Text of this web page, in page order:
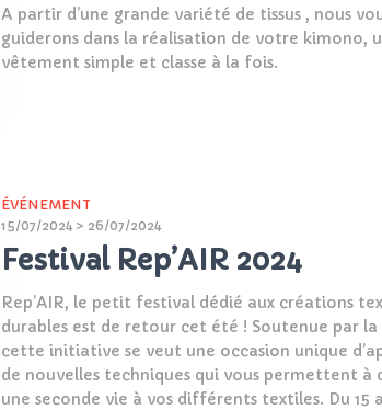
A partir d’une grande variété de tissus , nous
guiderons dans la réalisation de votre kimono,
vêtement simple et classe à la fois.
ÉVÉNEMENT
15/07/2024 > 26/07/2024
Festival Rep’AIR 2024
Rep’AIR, le petit festival dédié aux créations
durables est de retour cet été ! Soutenue par la
cette initiative se veut une occasion unique
de nouvelles techniques qui vous permettent à
une seconde vie à vos différents textiles. Du 15